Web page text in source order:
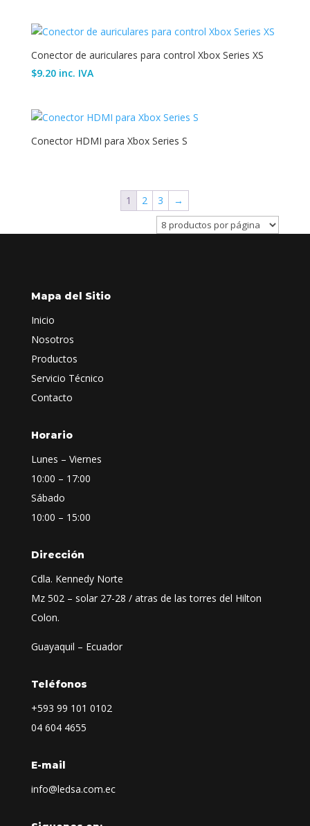
Conector de auriculares para control Xbox Series XS
$9.20 inc. IVA
Conector HDMI para Xbox Series S
1 2 3 →
Mapa del Sitio
Inicio
Nosotros
Productos
Servicio Técnico
Contacto
Horario
Lunes – Viernes
10:00 – 17:00
Sábado
10:00 – 15:00
Dirección
Cdla. Kennedy Norte
Mz 502 – solar 27-28 / atras de las torres del Hilton
Colon.
Guayaquil – Ecuador
Teléfonos
+593 99 101 0102
04 604 4655
E-mail
info@ledsa.com.ec